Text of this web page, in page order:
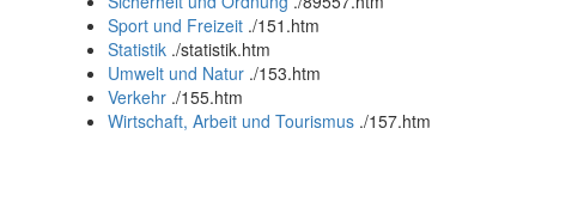
Sport und Freizeit ./151.htm
Statistik ./statistik.htm
Umwelt und Natur ./153.htm
Verkehr ./155.htm
Wirtschaft, Arbeit und Tourismus ./157.htm